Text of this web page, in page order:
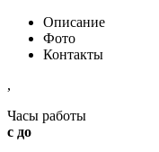
Описание
Фото
Контакты
,
Часы работы
с до